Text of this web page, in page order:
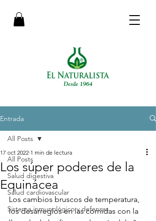
Entrada
All Posts
Salud digestiva
Salud cardiovascular
Sistema inmunológico y defensas
All Posts
Los súper poderes de la
Equinácea
17 oct 2022 1 min de lectura
Los cambios bruscos de temperatura,
los desarreglos en las comidas con la